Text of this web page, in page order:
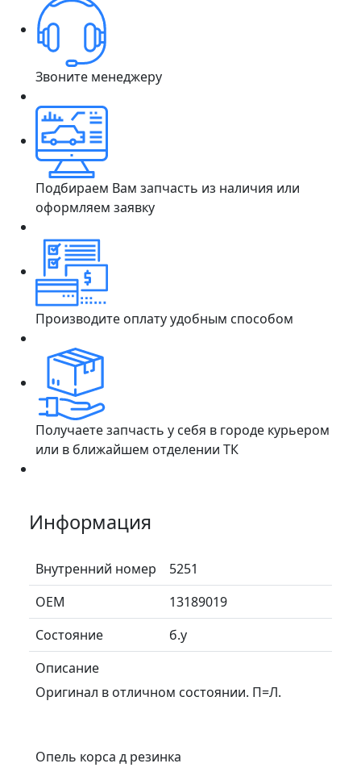
Звоните менеджеру
Подбираем Вам запчасть из наличия или
оформляем заявку
Производите оплату удобным способом
Получаете запчасть у себя в городе курьером
или в ближайшем отделении ТК
Информация
Внутренний номер
5251
ОЕМ
13189019
Состояние
б.у
Описание
Оригинал в отличном состоянии. П=Л.
Опель корса д резинка